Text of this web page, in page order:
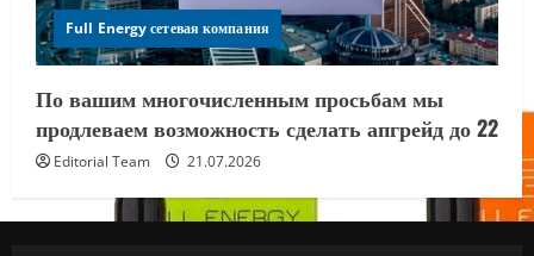
Full Energy сетевая компания
По вашим многочисленным просьбам мы
продлеваем возможность сделать апгрейд до 22
Editorial Team 21.07.2026